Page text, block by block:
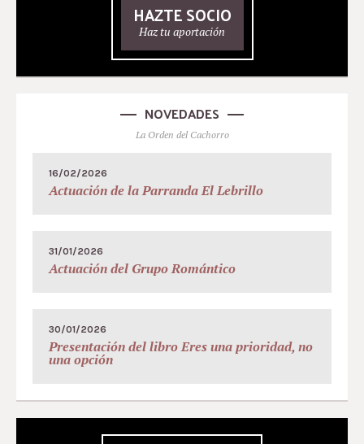
HAZTE SOCIO
Haz tu aportación
NOVEDADES
La Orden del Cachorro
16/02/2026
Actuación de la Parranda El Lebrillo
31/01/2026
Actuación del Grupo Romántico
30/01/2026
Presentación del libro Eres una prioridad, no
una opción